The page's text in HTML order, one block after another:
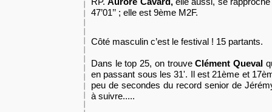
47’01’’ ; elle est 9ème M2F.
Côté masculin c’est le festival ! 15 partants.
Dans le top 25, on trouveClément Queval
en passant sous les 31'. Il est 21ème et
peu de secondes du record senior de
à suivre.....